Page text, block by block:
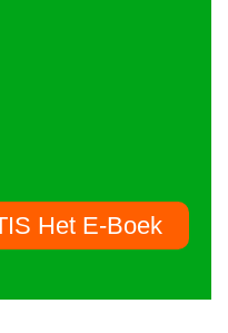
Het E-Boek